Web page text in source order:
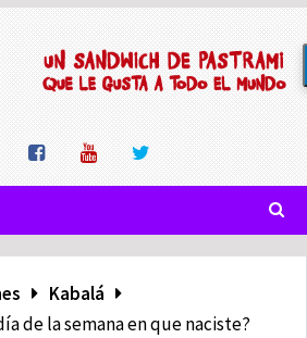
Kabalá
de la semana en que naciste?